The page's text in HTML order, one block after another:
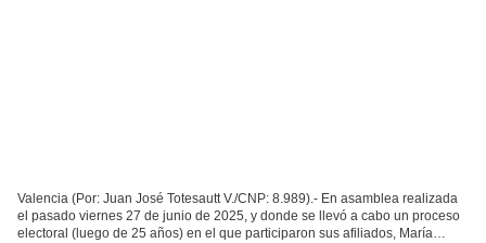
Valencia (Por: Juan José Totesautt V./CNP: 8.989).- En asamblea realizada
el pasado viernes 27 de junio de 2025, y donde se llevó a cabo un proceso
electoral (luego de 25 años) en el que participaron sus afiliados, María